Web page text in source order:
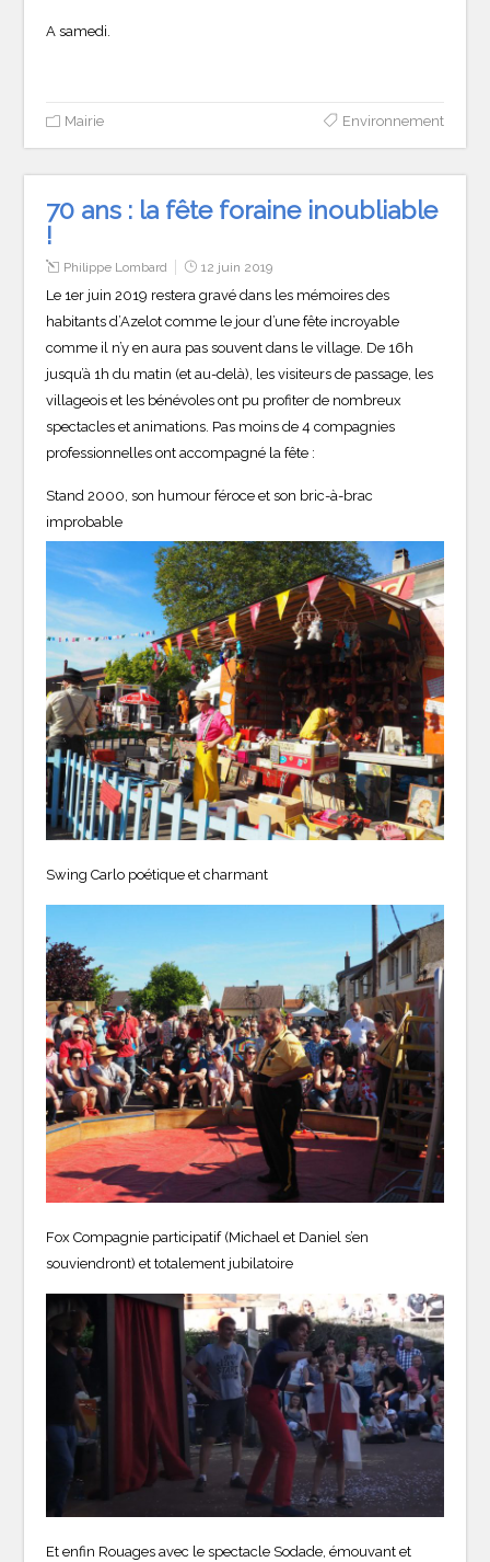
A samedi.
Mairie Environnement
70 ans : la fête foraine inoubliable
!
Philippe Lombard 12 juin 2019
Le 1er juin 2019 restera gravé dans les mémoires des
habitants d’Azelot comme le jour d’une fête incroyable
comme il n’y en aura pas souvent dans le village. De 16h
jusqu’à 1h du matin (et au-delà), les visiteurs de passage, les
villageois et les bénévoles ont pu profiter de nombreux
spectacles et animations. Pas moins de 4 compagnies
professionnelles ont accompagné la fête :
Stand 2000, son humour féroce et son bric-à-brac
improbable
Swing Carlo poétique et charmant
Fox Compagnie participatif (Michael et Daniel s’en
souviendront) et totalement jubilatoire
Et enfin Rouages avec le spectacle Sodade, émouvant et